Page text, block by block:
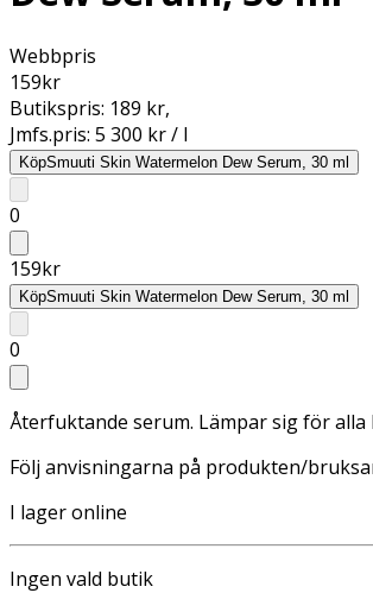
Webbpris
159kr
Butikspris: 189 kr,
Jmfs.pris: 5 300 kr / l
KöpSmuuti Skin Watermelon Dew Serum, 30 ml
0
159kr
KöpSmuuti Skin Watermelon Dew Serum, 30 ml
0
Återfuktande serum. Lämpar sig för alla
Följ anvisningarna på produkten/
I lager online
Ingen vald butik